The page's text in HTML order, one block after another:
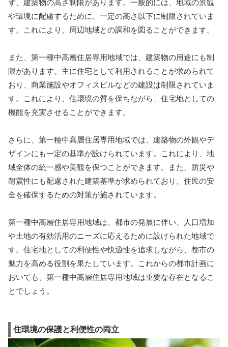
ず、建築物の高さ制限があります。一般的には、地域の景観
や環境に配慮するために、一定の高さ以下に制限されていま
す。これにより、周辺地域との調和を図ることができます。
また、第一種中高層住居専用地域では、建築物の用途にも制
限があります。主に住宅として利用されることが求められて
おり、商業施設やオフィスビルなどの建設は制限されていま
す。これにより、住環境の質を保ちながら、住宅地としての
機能を充実させることができます。
さらに、第一種中高層住居専用地域では、建築物の外観やデ
ザインにも一定の基準が設けられています。これにより、地
域全体の統一感や美観を保つことができます。また、防災や
耐震性にも配慮された建築基準が求められており、住民の安
全を確保するための対策が施されています。
第一種中高層住居専用地域は、都市の発展に伴い、人口増加
や土地の有効活用のニーズに応えるために設けられた地域で
す。住宅地としての利便性や快適性を追求しながら、都市の
魅力を高める役割を果たしています。これからの都市計画に
おいても、第一種中高層住居専用地域は重要な存在となるこ
とでしょう。
住環境の保護と利便性の両立